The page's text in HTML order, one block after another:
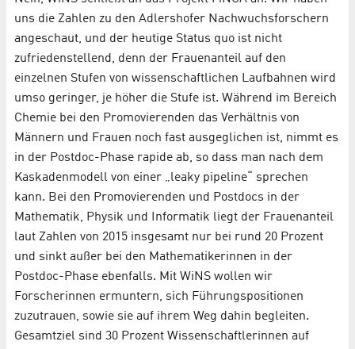
uns die Zahlen zu den Adlershofer Nachwuchsforschern
angeschaut, und der heutige Status quo ist nicht
zufriedenstellend, denn der Frauenanteil auf den
einzelnen Stufen von wissenschaftlichen Laufbahnen wird
umso geringer, je höher die Stufe ist. Während im Bereich
Chemie bei den Promovierenden das Verhältnis von
Männern und Frauen noch fast ausgeglichen ist, nimmt es
in der Postdoc-Phase rapide ab, so dass man nach dem
Kaskadenmodell von einer „leaky pipeline“ sprechen
kann. Bei den Promovierenden und Postdocs in der
Mathematik, Physik und Informatik liegt der Frauenanteil
laut Zahlen von 2015 insgesamt nur bei rund 20 Prozent
und sinkt außer bei den Mathematikerinnen in der
Postdoc-Phase ebenfalls. Mit WiNS wollen wir
Forscherinnen ermuntern, sich Führungspositionen
zuzutrauen, sowie sie auf ihrem Weg dahin begleiten.
Gesamtziel sind 30 Prozent Wissenschaftlerinnen auf